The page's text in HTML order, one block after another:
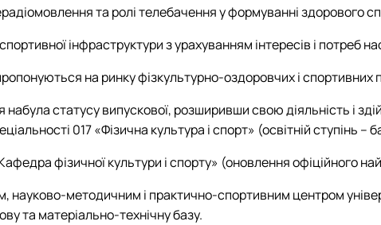
та ролі телебачення у формуванні здорового
інфраструктури з урахуванням інтересів і потреб
на ринку фізкультурно-оздоровчих і спортивних
статусу випускової, розширивши свою діяльність і
017 «Фізична культура і спорт» (освітній ступінь –
фізичної культури і спорту» (оновлення офіційного
методичним і практично-спортивним центром
та матеріально-технічну базу.